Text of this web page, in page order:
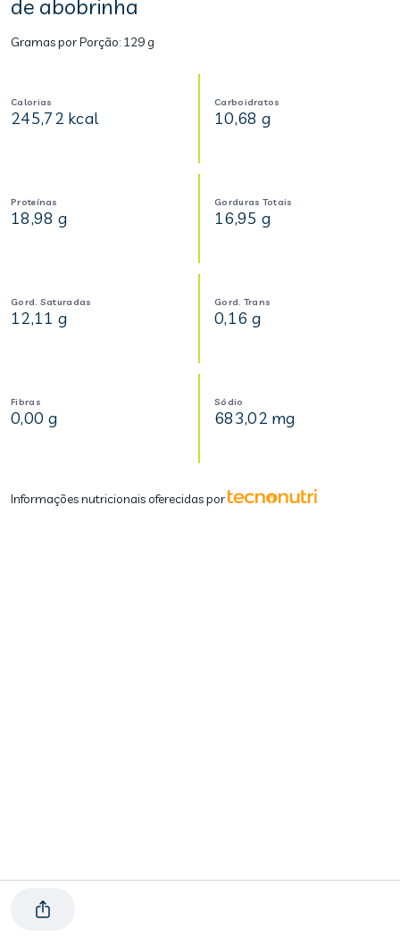
de abobrinha
Gramas por Porção: 129 g
Calorias
245,72 kcal
Carboidratos
10,68 g
Proteínas
18,98 g
Gorduras Totais
16,95 g
Gord. Saturadas
12,11 g
Gord. Trans
0,16 g
Fibras
0,00 g
Sódio
683,02 mg
Informações nutricionais oferecidas por